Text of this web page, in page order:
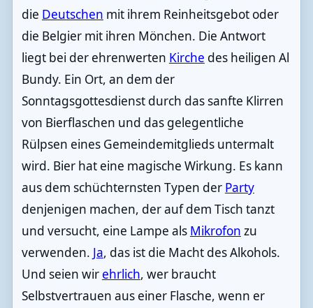
die Deutschen mit ihrem Reinheitsgebot oder
die Belgier mit ihren Mönchen. Die Antwort
liegt bei der ehrenwerten Kirche des heiligen Al
Bundy. Ein Ort, an dem der
Sonntagsgottesdienst durch das sanfte Klirren
von Bierflaschen und das gelegentliche
Rülpsen eines Gemeindemitglieds untermalt
wird. Bier hat eine magische Wirkung. Es kann
aus dem schüchternsten Typen der Party
denjenigen machen, der auf dem Tisch tanzt
und versucht, eine Lampe als Mikrofon zu
verwenden. Ja, das ist die Macht des Alkohols.
Und seien wir ehrlich, wer braucht
Selbstvertrauen aus einer Flasche, wenn er